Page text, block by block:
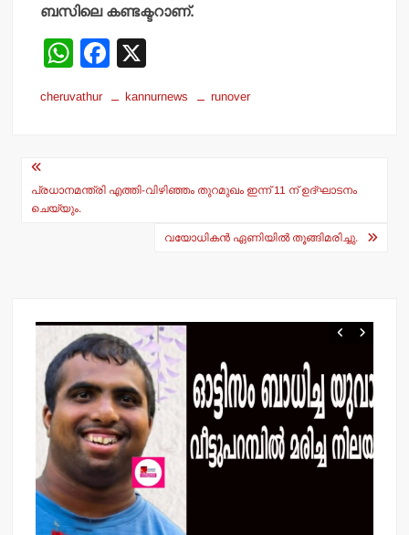
ബസിലെ കണ്ടക്ടറാണ്.
W
at
p
F
c
o
cheruvathur kannurnews runover
Post
navigation
പ്രധാനമന്ത്രി എത്തി-വിഴിഞ്ഞം തുറമുഖം ഇന്ന് 11 ന് ഉദ്ഘാടനം
ചെയ്യും.
വയോധികന്‍ ഏണിയില്‍ തൂങ്ങിമരിച്ചു.